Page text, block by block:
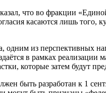
что во фракции
касаются лишь
одним из перспективных
в рамках
которые затем будут
быть разработан к 1